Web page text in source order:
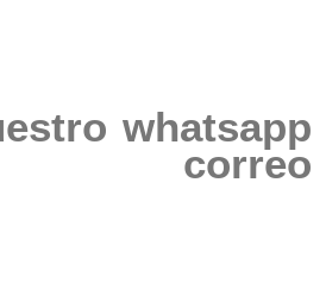
whatsapp